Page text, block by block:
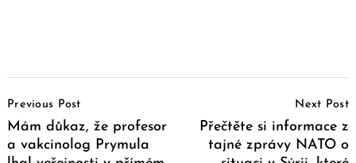
Navigation
Previous Post
Mám důkaz, že profesor
a vakcinolog Prymula
Next Post
Přečtěte si informace z
tajné zprávy NATO o